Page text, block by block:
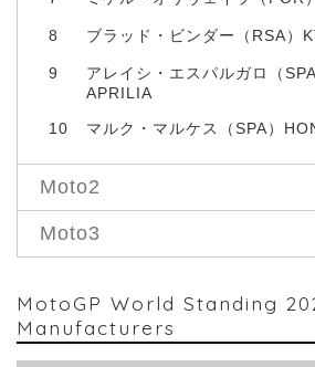
8 ブラッド・ビンダー（RSA）
9
アレイシ・エスパルガロ（SPA
APRILIA
10 マルク・マルケス（SPA）
Moto2
Moto3
MotoGP World Standing
Manufacturers